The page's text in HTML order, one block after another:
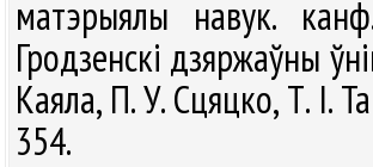
матэрыялы навук.
Гродзенскi дзяржаўны
Каяла, П. У. Сцяцко, Т. І.
354.